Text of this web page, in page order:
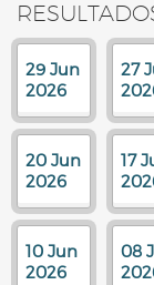
29 Jun
2026
27
20 Jun
2026
17
10 Jun
2026
08